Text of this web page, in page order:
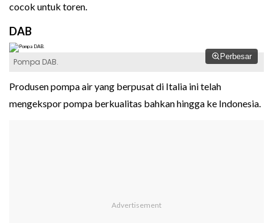
cocok untuk toren.
DAB
Perbesar
Pompa DAB.
Produsen pompa air yang berpusat di Italia ini telah
mengekspor pompa berkualitas bahkan hingga ke Indonesia.